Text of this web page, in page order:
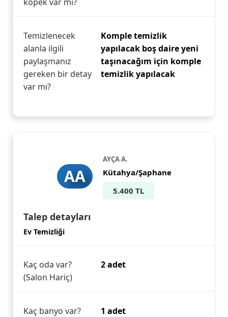
Temizlenecek
alanla ilgili
paylaşmanız
gereken bir detay
var mı?
Komple temizlik
yapılacak boş daire yeni
taşınacağım için komple
temizlik yapılacak
AA
AYÇA A.
Kütahya/Şaphane
5.400 TL
Talep detayları
Ev Temizliği
Kaç oda var?
(Salon Hariç)
2 adet
Kaç banyo var? 1 adet